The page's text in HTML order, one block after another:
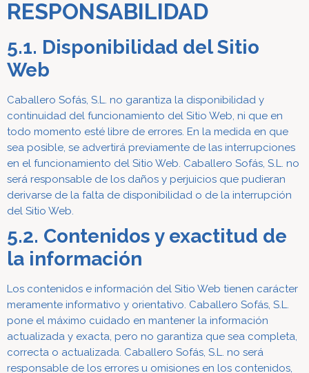
RESPONSABILIDAD
5.1. Disponibilidad del Sitio
Web
Caballero Sofás, S.L. no garantiza la disponibilidad y
continuidad del funcionamiento del Sitio Web, ni que en
todo momento esté libre de errores. En la medida en que
sea posible, se advertirá previamente de las interrupciones
en el funcionamiento del Sitio Web. Caballero Sofás, S.L. no
será responsable de los daños y perjuicios que pudieran
derivarse de la falta de disponibilidad o de la interrupción
del Sitio Web.
5.2. Contenidos y exactitud de
la información
Los contenidos e información del Sitio Web tienen carácter
meramente informativo y orientativo. Caballero Sofás, S.L.
pone el máximo cuidado en mantener la información
actualizada y exacta, pero no garantiza que sea completa,
correcta o actualizada. Caballero Sofás, S.L. no será
responsable de los errores u omisiones en los contenidos,